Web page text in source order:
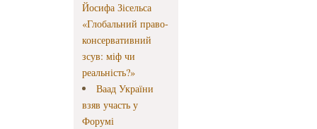
Йосифа Зісельса
«Глобальний право-
консервативний
зсув: міф чи
реальність?»
Ваад України
взяв участь у
Форумі